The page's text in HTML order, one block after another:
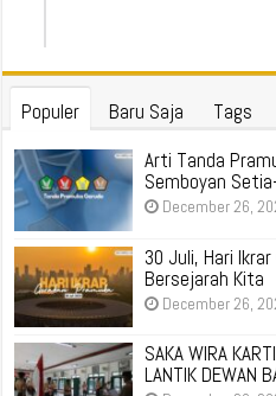
Populer Baru Saja Tags
Arti Tanda
Semboyan
December 26,
30 Juli, Hari
Bersejarah Kita
December 26,
SAKA WIRA
LANTIK DEWAN